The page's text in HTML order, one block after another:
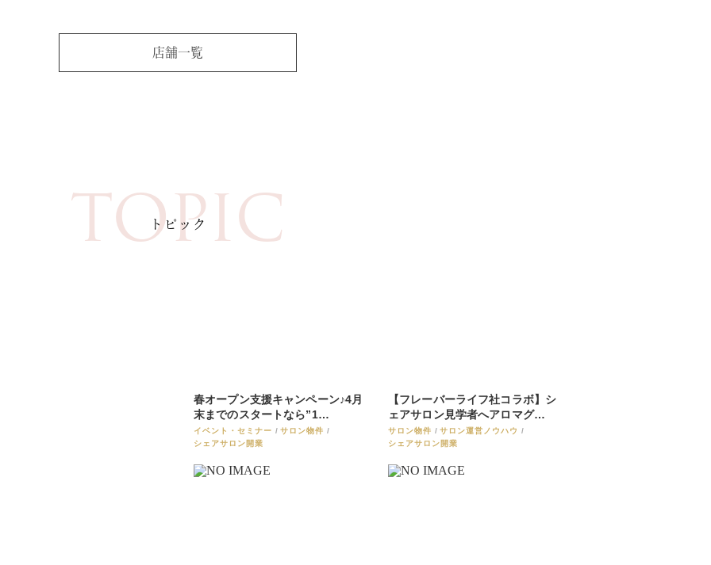
店舗一覧
TOPIC
トピック
春オープン支援キャンペーン♪4月
末までのスタートなら”1…
イベント・セミナー
サロン物件
シェアサロン開業
【フレーバーライフ社コラボ】シ
ェアサロン見学者へアロマグ…
サロン物件
サロン運営ノウハウ
シェアサロン開業